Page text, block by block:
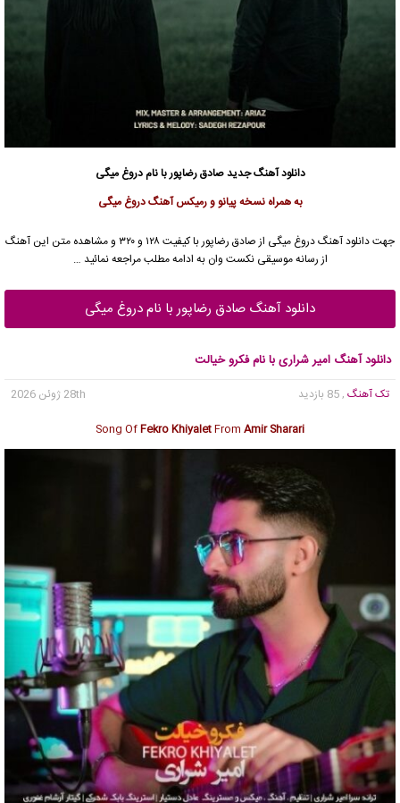
دانلود آهنگ جدیدصادق رضاپور با نام دروغ میگی
به همراه نسخه پیانو و رمیکس آهنگ دروغ میگی
جهت دانلود آهنگ دروغ میگی از صادق رضاپور با کیفیت ۱۲۸ و ۳۲۰ و مشاهده متن این آهنگ
از رسانه موسیقی نکست وان به ادامه مطلب مراجعه نمائید …
دانلود آهنگ صادق رضاپور با نام دروغ میگی
دانلود آهنگ امیر شراری با نام فکرو خیالت
تک آهنگ , 85 بازدید
28th ژوئن 2026
Song OfFekro KhiyaletFrom Amir Sharari